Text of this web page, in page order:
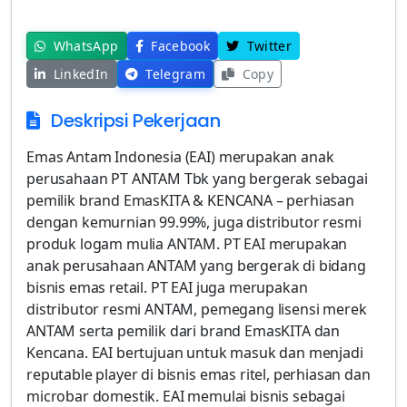
WhatsApp Facebook
Twitter
LinkedIn
Telegram Copy
Deskripsi Pekerjaan
Emas Antam Indonesia (EAI) merupakan anak
perusahaan PT ANTAM Tbk yang bergerak sebagai
pemilik brand EmasKITA & KENCANA – perhiasan
dengan kemurnian 99.99%, juga distributor resmi
produk logam mulia ANTAM. PT EAI merupakan
anak perusahaan ANTAM yang bergerak di bidang
bisnis emas retail. PT EAI juga merupakan
distributor resmi ANTAM, pemegang lisensi merek
ANTAM serta pemilik dari brand EmasKITA dan
Kencana. EAI bertujuan untuk masuk dan menjadi
reputable player di bisnis emas ritel, perhiasan dan
microbar domestik. EAI memulai bisnis sebagai